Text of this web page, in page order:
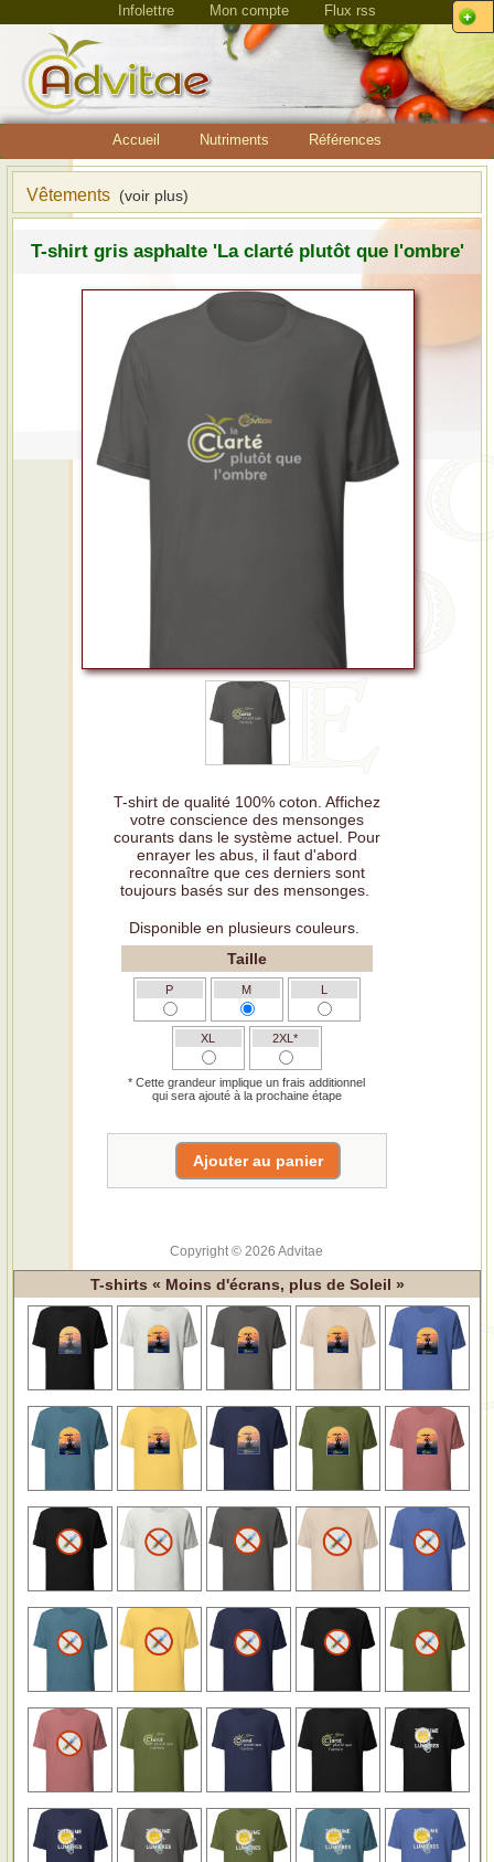
Infolettre Mon compte Flux rss
Accueil Nutriments Références
Vêtements (voir plus)
T-shirt gris asphalte 'La clarté plutôt que l'ombre'
T-shirt de qualité 100% coton. Affichez
votre conscience des mensonges
courants dans le système actuel. Pour
enrayer les abus, il faut d'abord
reconnaître que ces derniers sont
toujours basés sur des mensonges.
Disponible en plusieurs couleurs.
Taille
P M L
XL 2XL*
* Cette grandeur implique un frais additionnel
qui sera ajouté à la prochaine étape
Copyright © 2026 Advitae
T-shirts « Moins d'écrans, plus de Soleil »